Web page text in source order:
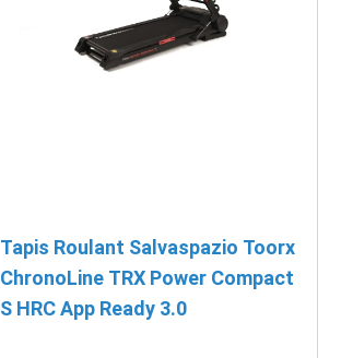
Tapis Roulant Salvaspazio Toorx
ChronoLine TRX Power Compact
S HRC App Ready 3.0